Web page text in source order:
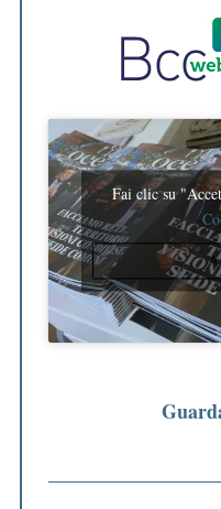
Fai clic su